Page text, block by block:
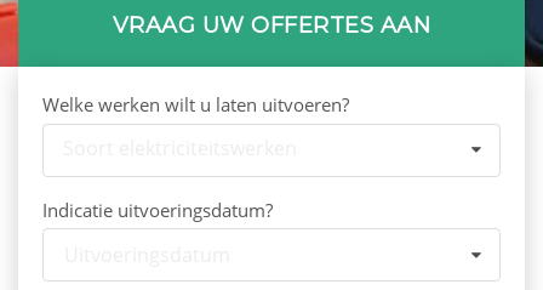
VRAAG UW OFFERTES AAN
Welke werken wilt u laten uitvoeren?
Indicatie uitvoeringsdatum?